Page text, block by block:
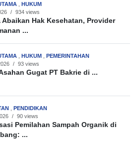
HUKUM
/ 934 views
Abaikan Hak Kesehatan, Provider
...
HUKUM
PEMERINTAHAN
/ 93 views
Gugat PT Bakrie di ...
PENDIDIKAN
/ 90 views
Pemilahan Sampah Organik di
...